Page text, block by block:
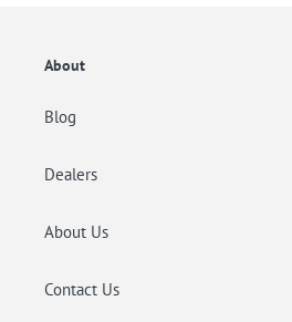
About
Blog
Dealers
About Us
Contact Us